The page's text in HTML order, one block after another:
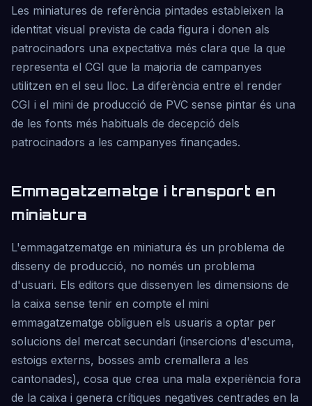
Les miniatures de referència pintades estableixen la
identitat visual prevista de cada figura i donen als
patrocinadors una expectativa més clara que la que
representa el CGI que la majoria de campanyes
utilitzen en el seu lloc. La diferència entre el render
CGI i el mini de producció de PVC sense pintar és una
de les fonts més habituals de decepció dels
patrocinadors a les campanyes finançades.
Emmagatzematge i transport en
miniatura
L'emmagatzematge en miniatura és un problema de
disseny de producció, no només un problema
d'usuari. Els editors que dissenyen les dimensions de
la caixa sense tenir en compte el mini
emmagatzematge obliguen els usuaris a optar per
solucions del mercat secundari (insercions d'escuma,
estoigs externs, bosses amb cremallera a les
cantonades), cosa que crea una mala experiència fora
de la caixa i genera crítiques negatives centrades en la